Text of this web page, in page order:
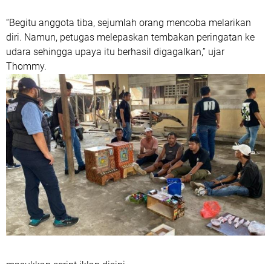
“Begitu anggota tiba, sejumlah orang mencoba melarikan
diri. Namun, petugas melepaskan tembakan peringatan ke
udara sehingga upaya itu berhasil digagalkan,” ujar
Thommy.